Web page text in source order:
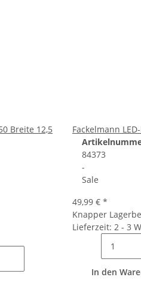
Breite 12,5
Fackelmann
84373
-
Sale
49,99 € *
Knapper
Lieferzeit: 2 - 3
In den